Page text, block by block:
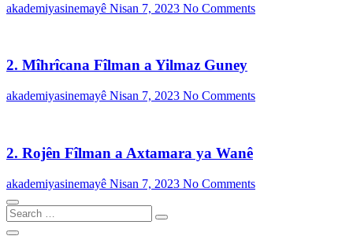
akademiyasinemayê Nisan 7, 2023 No Comments
2. Mîhrîcana Fîlman a Yilmaz Guney
akademiyasinemayê Nisan 7, 2023 No Comments
2. Rojên Fîlman a Axtamara ya Wanê
akademiyasinemayê Nisan 7, 2023 No Comments
Search
…